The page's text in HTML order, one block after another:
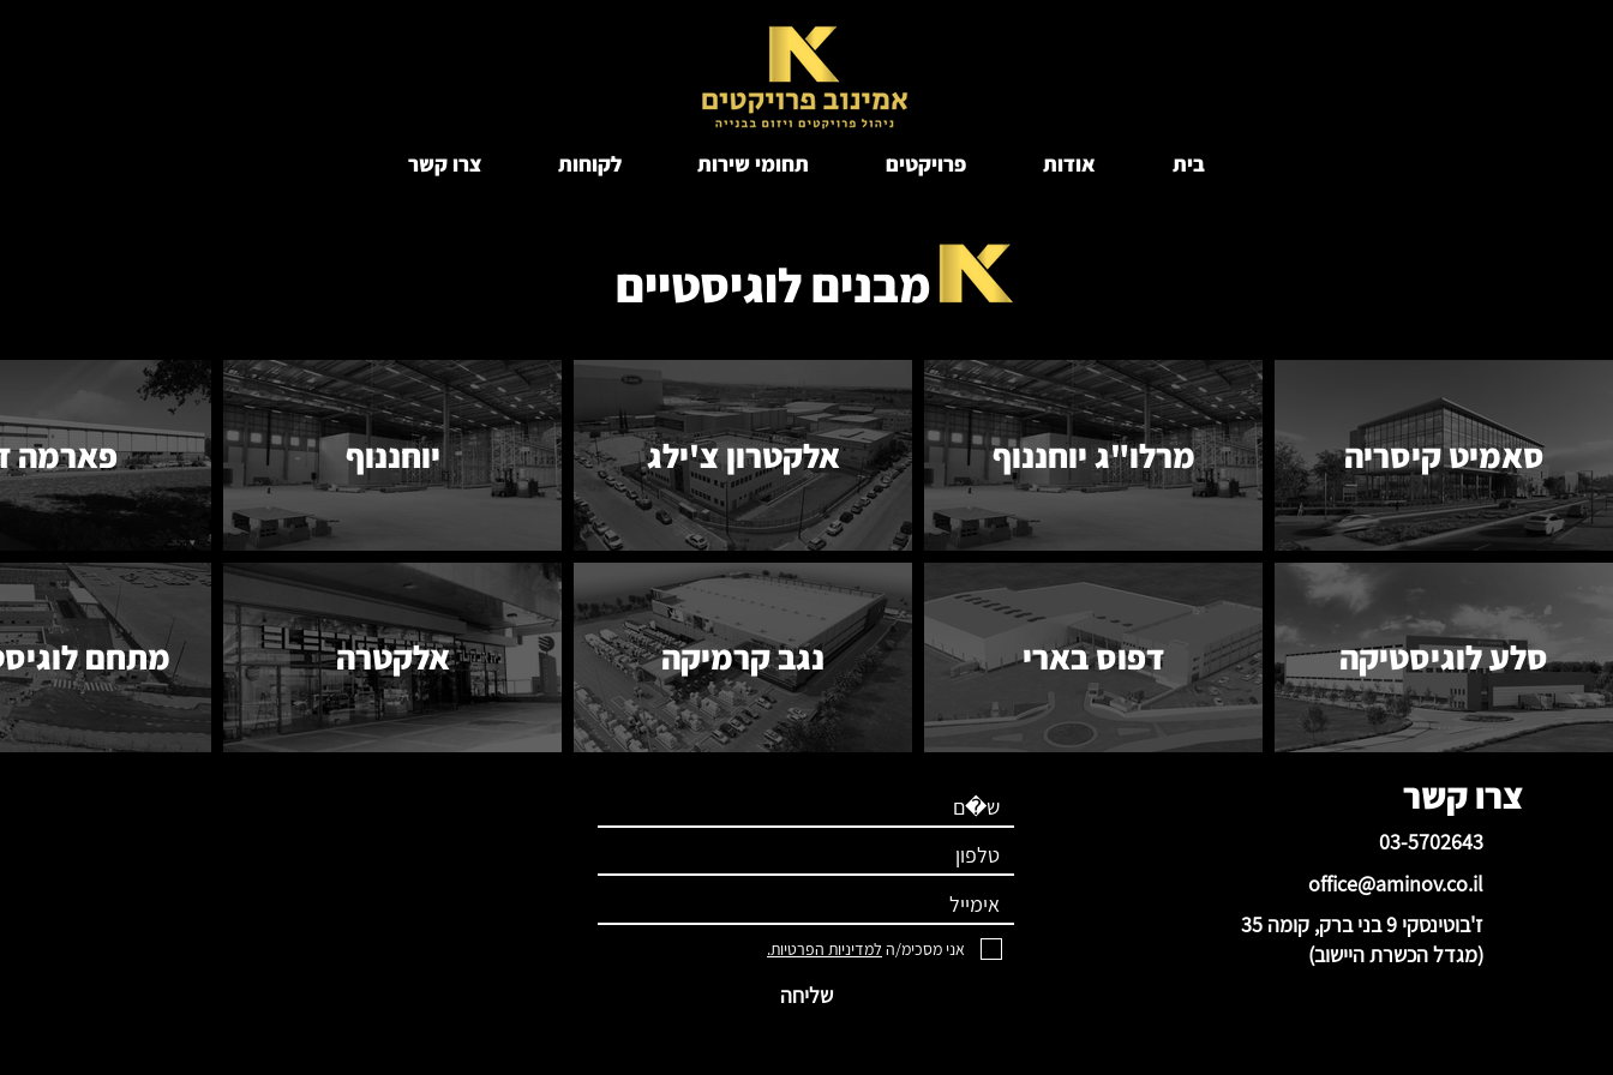
בית אודות פרויקטים תחומי שירות לקוחות צרו קשר
מבנים לוגיסטיים
סאמיט קיסריה מרלו"ג יוחננוף אלקטרון צ'ילג יוחננוף פארמה
סלע לוגיסטיקה דפוס בארי נגב קרמיקה אלקטרה מתחם
צרו קשר
03-5702643
office@aminov.co.il
ז'בוטינסקי 9 בני ברק, קומה 35
(מגדל הכשרת היישוב)
אני מסכימ/ה למדיניות הפרטיות.
שליחה